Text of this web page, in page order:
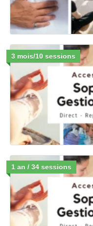
3 mois/10 sessions
1 an / 34 sessions